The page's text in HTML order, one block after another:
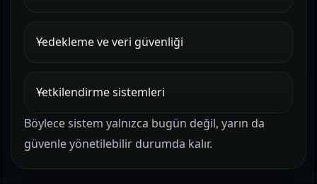
Yedekleme ve veri güvenliği
Yetkilendirme sistemleri
Böylece sistem yalnızca bugün değil, yarın da
güvenle yönetilebilir durumda kalır.